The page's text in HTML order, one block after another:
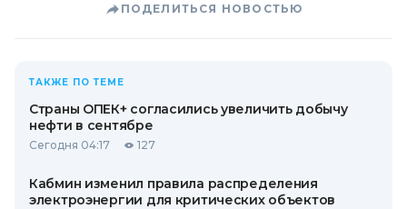
ПОДЕЛИТЬСЯ НОВОСТЬЮ
ТАКЖЕ ПО ТЕМЕ
Страны ОПЕК+ согласились увеличить добычу
нефти в сентябре
Сегодня 04:17 127
Кабмин изменил правила распределения
электроэнергии для критических объектов